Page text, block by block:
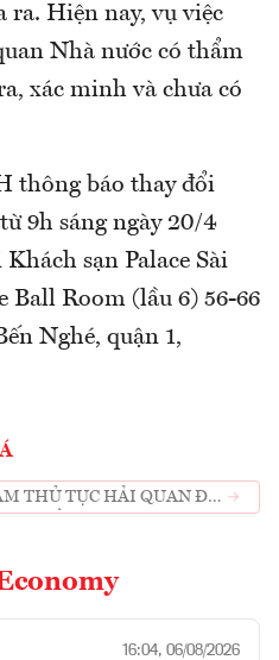
ra. Hiện nay, vụ việc
Nhà nước có thẩm
xác minh và chưa có
thông báo thay đổi
9h sáng ngày 20/4
sạn Palace Sài
Ball Room (lầu 6) 56-66
Nghé, quận 1,
THỦ TỤC HẢI QUAN ĐỐI
16:04, 06/08/2026